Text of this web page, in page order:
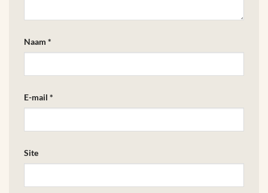
Naam *
E-mail *
Site